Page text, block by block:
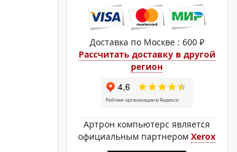
Доставка по Москве : 600 ₽
Рассчитать доставку в другой
регион
Артрон компьютерс является
официальным партнеромXerox